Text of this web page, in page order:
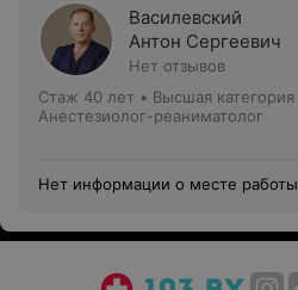
Василевский
Антон Сергеевич
Нет отзывов
Стаж 40 лет • Высшая категория
Анестезиолог-реаниматолог
Нет информации о месте работы